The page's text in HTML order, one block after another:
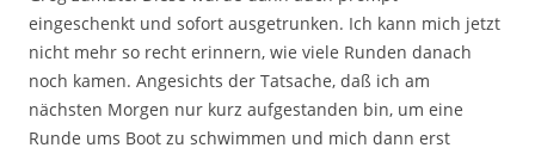
eingeschenkt und sofort ausgetrunken. Ich kann mich jetzt
nicht mehr so recht erinnern, wie viele Runden danach
noch kamen. Angesichts der Tatsache, daß ich am
nächsten Morgen nur kurz aufgestanden bin, um eine
Runde ums Boot zu schwimmen und mich dann erst